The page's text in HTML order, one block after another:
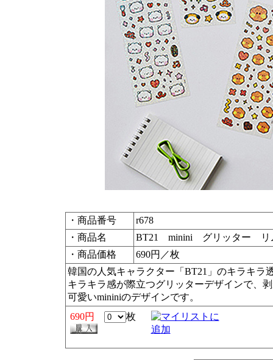
・商品番号
r678
・商品名
BT21 minini グリッター リ
・商品価格
690円／枚
韓国の人気キャラクター「BT21」のキラキラ
キラキラ感が際立つグリッターデザインで、
可愛いmininiのデザインです。
690円
枚